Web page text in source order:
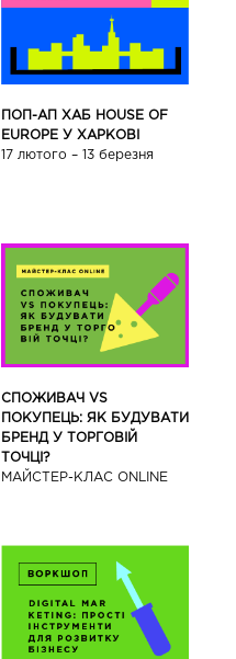
ПОП-АП ХАБ HOUSE OF
EUROPE У ХАРКОВІ
17 лютого – 13 березня
СПОЖИВАЧ VS
ПОКУПЕЦЬ: ЯК БУДУВАТИ
БРЕНД У ТОРГОВІЙ
ТОЧЦІ?
МАЙСТЕР-КЛАС ONLINE